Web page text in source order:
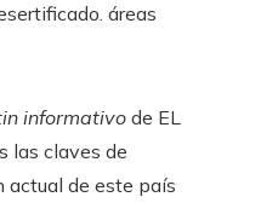
áreas
informativo de EL
las claves de
actual de este país